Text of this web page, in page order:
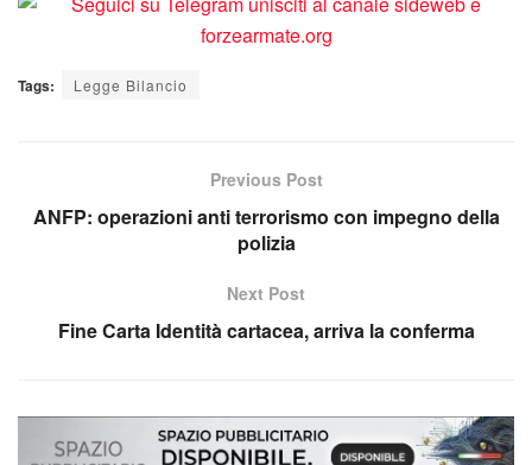
Tags: Legge Bilancio
Previous Post
ANFP: operazioni anti terrorismo con impegno della
polizia
Next Post
Fine Carta Identità cartacea, arriva la conferma